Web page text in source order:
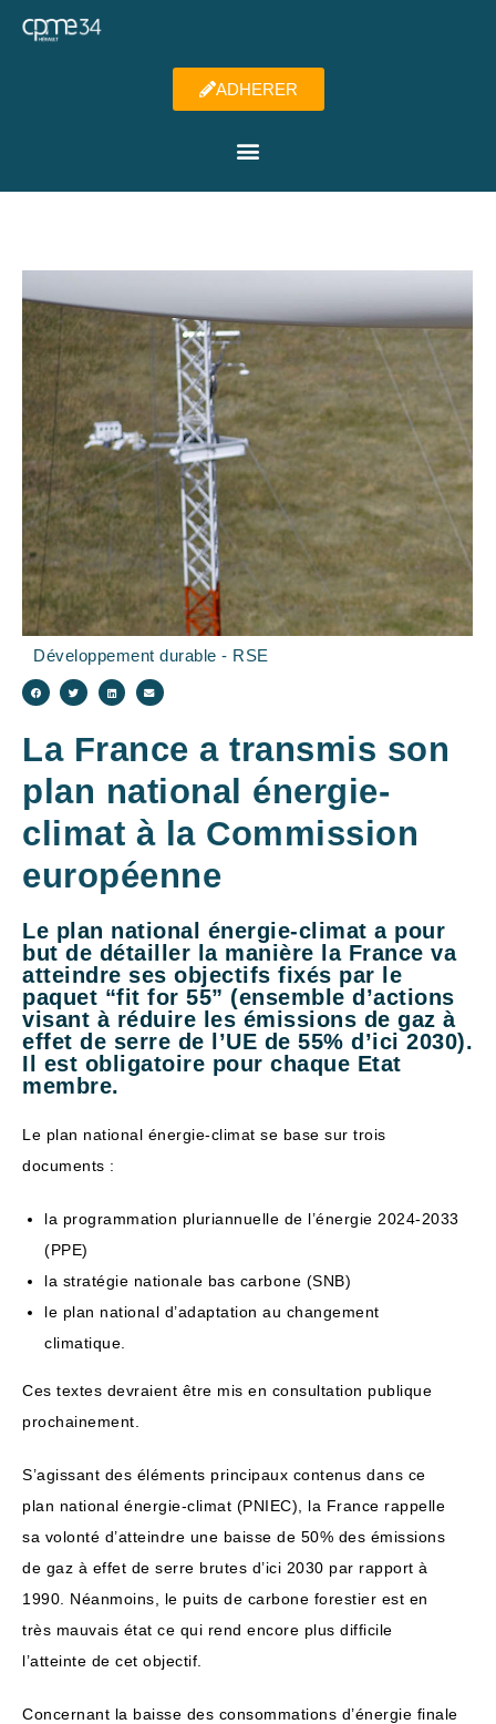
ADHERER
Développement durable - RSE
La France a transmis son
plan national énergie-
climat à la Commission
européenne
Le plan national énergie-climat a pour
but de détailler la manière la France va
atteindre ses objectifs fixés par le
paquet “fit for 55” (ensemble d’actions
visant à réduire les émissions de gaz à
effet de serre de l’UE de 55% d’ici 2030).
Il est obligatoire pour chaque Etat
membre.
Le plan national énergie-climat se base sur trois
documents :
la programmation pluriannuelle de l’énergie 2024-2033
(PPE)
la stratégie nationale bas carbone (SNB)
le plan national d’adaptation au changement
climatique.
Ces textes devraient être mis en consultation publique
prochainement.
S’agissant des éléments principaux contenus dans ce
plan national énergie-climat (PNIEC), la France rappelle
sa volonté d’atteindre une baisse de 50% des émissions
de gaz à effet de serre brutes d’ici 2030 par rapport à
1990. Néanmoins, le puits de carbone forestier est en
très mauvais état ce qui rend encore plus difficile
l’atteinte de cet objectif.
Concernant la baisse des consommations d’énergie finale